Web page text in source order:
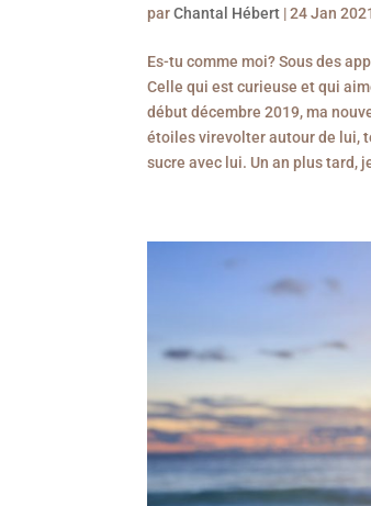
parChantal Hébert |24 Jan
Es-tu comme moi? Sous des
Celle qui est curieuse et qui
début décembre 2019, ma
étoiles virevolter autour de lui,
sucre avec lui. Un an plus tard,